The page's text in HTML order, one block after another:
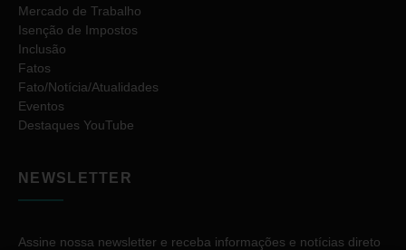
Mercado de Trabalho
Isenção de Impostos
Inclusão
Fatos
Fato/Notícia/Atualidades
Eventos
Destaques YouTube
NEWSLETTER
Assine nossa newsletter e receba informações e notícias direto